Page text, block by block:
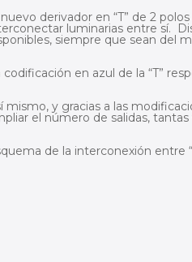
nuevo derivador en “T” de 2
luminarias entre sí.
siempre que sean del
codificación en azul de la “T”
mismo, y gracias a las
el número de salidas,
de la interconexión entre